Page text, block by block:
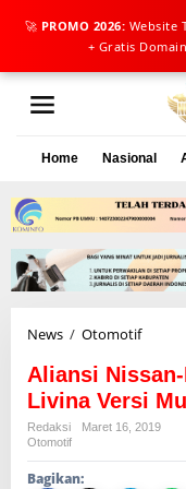
🚀 PROMO 2026: Website
+ Gratis
L
Home Nasional
News / OtomotifA
i
a
s
i
Aliansi
Livina Versi
Redaksi
Maret 16, 2019
Otomotif
Bagikan: